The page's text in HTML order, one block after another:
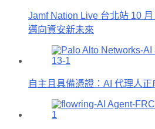
Jamf Nation Live 台北站 10
邁向資安新未來
自主且具備憑證：AI 代理人